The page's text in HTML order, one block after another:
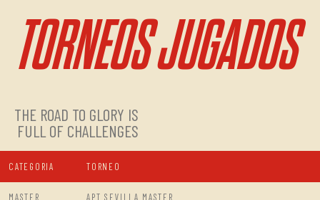
TORNEOS JUGADOS
THE ROAD TO GLORY IS
FULL OF CHALLENGES
CATEGORIA TORNEO
MASTER APT SEVILLA MASTER